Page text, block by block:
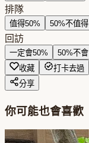
排隊
值得50% 50%不值得
回訪
一定會50% 50%不會
收藏
打卡去過
分享
你可能也會喜歡